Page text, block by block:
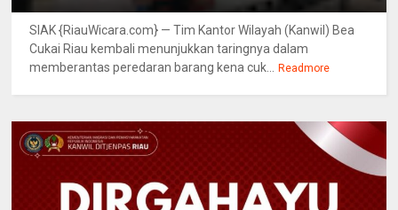
SIAK {RiauWicara.com} — Tim Kantor Wilayah (Kanwil) Bea
Cukai Riau kembali menunjukkan taringnya dalam
memberantas peredaran barang kena cuk... Readmore